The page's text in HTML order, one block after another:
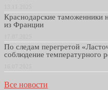
Краснодарские таможенники
из Франции
По следам перегретой
соблюдение температурного
Все новости